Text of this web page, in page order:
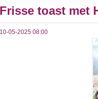
Frisse toast met
10-05-2025 08:00